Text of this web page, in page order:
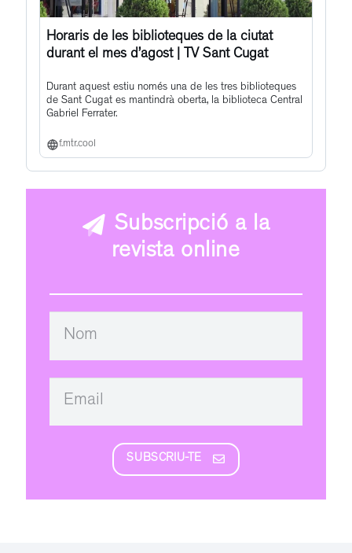
Horaris de les biblioteques de la ciutat
durant el mes d’agost | TV Sant Cugat
Durant aquest estiu només una de les tres biblioteques
de Sant Cugat es mantindrà oberta, la biblioteca Central
Gabriel Ferrater.
f.mtr.cool
Subscripció a la
revista online
SUBSCRIU-TE